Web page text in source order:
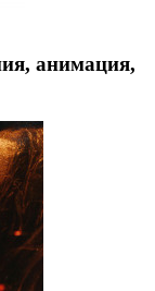
анимация,